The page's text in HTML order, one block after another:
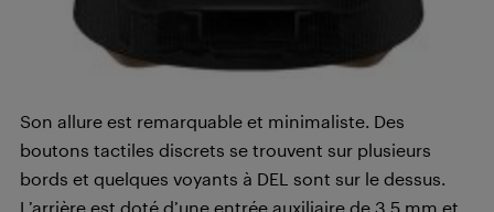
Son allure est remarquable et minimaliste. Des
boutons tactiles discrets se trouvent sur plusieurs
bords et quelques voyants à DEL sont sur le dessus.
L’arrière est doté d’une entrée auxiliaire de 3,5 mm et